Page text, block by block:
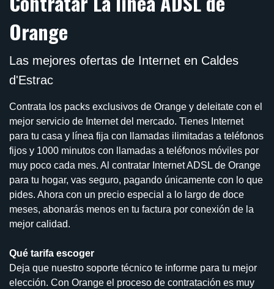
Orange
Las mejores ofertas de Internet en Caldes
d'Estrac
Contrata los packs exclusivos de Orange y deleitate con el
mejor servicio de Internet del mercado. Tienes Internet
para tu casa y línea fija con llamadas ilimitadas a teléfonos
fijos y 1000 minutos con llamadas a teléfonos móviles por
muy poco cada mes. Al contratar Internet ADSL de Orange
para tu hogar, vas seguro, pagando únicamente con lo que
pides. Ahora con un precio especial a lo largo de doce
meses, abonarás menos en tu factura por conexión de la
mejor calidad.
Qué tarifa escoger
Deja que nuestro soporte técnico te informe para tu mejor
elección. Con Orange el proceso de contratación es muy